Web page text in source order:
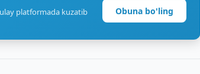
platformada kuzatib
Obuna bo'ling